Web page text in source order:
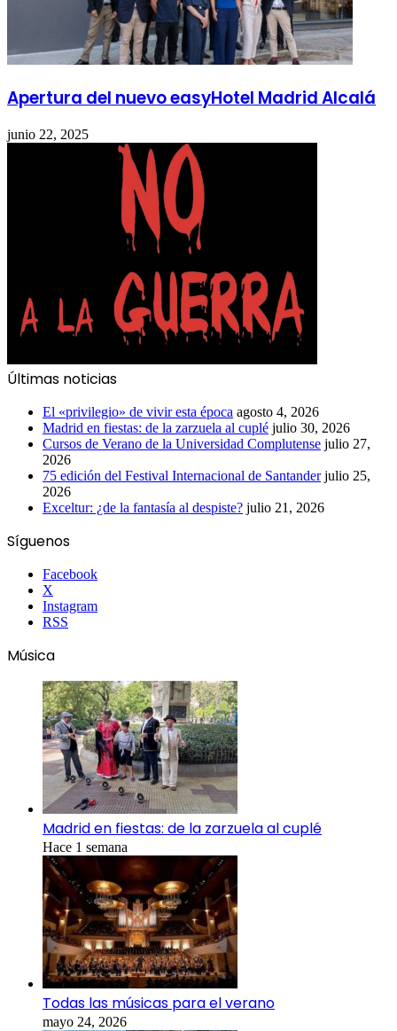
Apertura del nuevo easyHotel Madrid Alcalá
junio 22, 2025
Últimas noticias
El «privilegio» de vivir esta época agosto 4, 2026
Madrid en fiestas: de la zarzuela al cuplé julio 30, 2026
Cursos de Verano de la Universidad Complutense julio 27,
2026
75 edición del Festival Internacional de Santander julio 25,
2026
Exceltur: ¿de la fantasía al despiste? julio 21, 2026
Síguenos
Facebook
X
Instagram
RSS
Música
Madrid en fiestas: de la zarzuela al cuplé
Hace 1 semana
Todas las músicas para el verano
mayo 24, 2026